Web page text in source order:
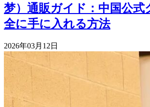
梦）通販ガイド：中国公式
全に手に入れる方法
2026年03月12日